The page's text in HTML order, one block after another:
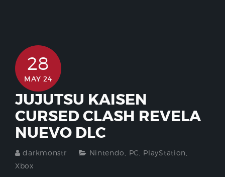
28
MAY 24
JUJUTSU KAISEN
CURSED CLASH REVELA
NUEVO DLC
darkmonstr Nintendo, PC, PlayStation,
Xbox